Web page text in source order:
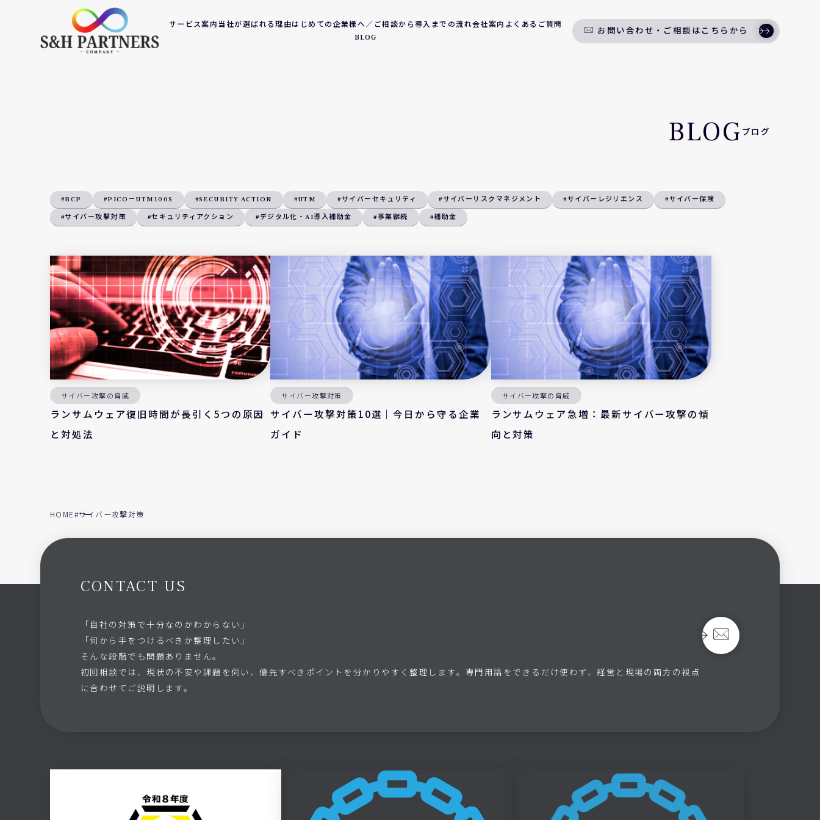
サービス案内当社が選ばれる理由はじめての企業様へ／ご相談から導入までの流れ会社案内 よくあるご質問
BLOG
お問い合わせ・ご相談はこちらから
ブログ
BLOG
#BCP #PICO－UTM100S #SECURITY ACTION #UTM #サイバーセキュリティ #サイバーリスクマネジメント #サイバーレジリエンス
#サイバー保険
#サイバー攻撃対策
#セキュリティアクション #デジタル化・AI導入補助金 #事業継続 #補助金
サイバー攻撃の脅威
ランサムウェア復旧時間が長引く5つの原因
と対処法
サイバー攻撃対策
サイバー攻撃対策10選｜今日から守る企業
ガイド
サイバー攻撃の脅威
ランサムウェア急増：最新サイバー攻撃の傾
向と対策
HOME#サイバー攻撃対策
CONTACT US
「自社の対策で十分なのかわからない」
「何から手をつけるべきか整理したい」
そんな段階でも問題ありません。
初回相談では、現状の不安や課題を伺い、優先すべきポイントを分かりやすく整理します。専門用語をできるだけ使わず、経営と現場の両方の視点
に合わせてご説明します。